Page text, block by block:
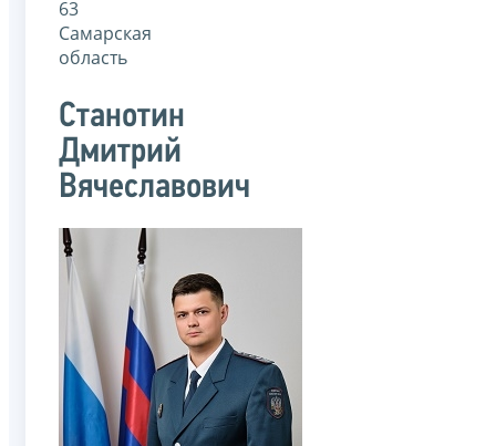
63
Самарская
область
Станотин
Дмитрий
Вячеславович